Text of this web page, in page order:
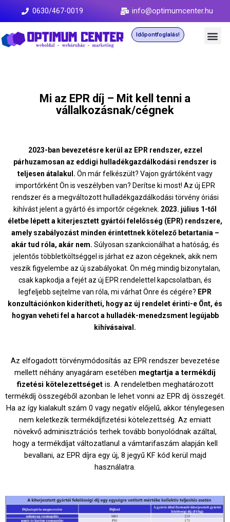
0630/467-0019 info@optimumcenter.hu
Időpontfoglalás!
Mi az EPR díj – Mit kell tenni a
vállalkozásnak/cégnek
2023-ban bevezetésre kerül az EPR rendszer, ezzel
párhuzamosan az eddigi hulladékgazdálkodási rendszer is
teljesen átalakul. Ön már felkészült? Vajon gyártóként vagy
importőrként Ön is veszélyben van? Derítse ki most! Az új EPR
rendszer és a megváltozott hulladékgazdálkodási törvény óriási
kihívást jelent a gyártó és importőr cégeknek. 2023. július 1-től
életbe lépett a kiterjesztett gyártói felelősség (EPR) rendszere,
amely szabályozást minden érintettnek kötelező betartania –
akár tud róla, akár nem. Súlyosan szankcionálhat a hatóság, és
jelentős többletköltséggel is járhat ez azon cégeknek, akik nem
veszik figyelembe az új szabályokat. Ön még mindig bizonytalan,
csak kapkodja a fejét az új EPR rendelettel kapcsolatban, és
legfeljebb sejtelme van róla, mi várhat Önre és cégére? EPR
konzultációnkon kiderítheti, hogy az új rendelet érinti-e Önt, és
hogyan veheti fel a harcot a hulladék-menedzsment legújabb
kihívásaival.
Az elfogadott törvénymódosítás az EPR rendszer bevezetése
mellett néhány anyagáram esetében megtartja a termékdíj
fizetési kötelezettségetis. A rendeletben meghatározott
termékdíj összegéből azonban le lehet vonni az EPR díj összegét.
Ha az így kialakult szám 0 vagy negatív előjelű, akkor ténylegesen
nem keletkezik termékdíjfizetési kötelezettség. Az emiatt
növekvő adminisztrációs terhek tovább bonyolódnak azáltal,
hogy a termékdíjat változatlanul a vámtarifaszám alapján kell
bevallani, az EPR díjra egy új, 8 jegyű KF kód kerül majd
használatra.